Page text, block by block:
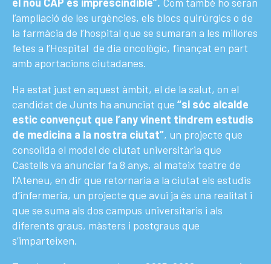
l’ampliació de les urgències, els blocs quirúrgics o de
la farmàcia de l’hospital que se sumaran a les millores
fetes a l’Hospital de dia oncològic, finançat en part
amb aportacions ciutadanes.
Ha estat just en aquest àmbit, el de la salut, on el
candidat de Junts ha anunciat que “si sóc alcalde
estic convençut que l’any vinent tindrem estudis
de medicina a la nostra ciutat”, un projecte que
consolida el model de ciutat universitària que
Castells va anunciar fa 8 anys, al mateix teatre de
l’Ateneu, en dir que retornaria a la ciutat els estudis
d’infermeria, un projecte que avui ja és una realitat i
que se suma als dos campus universitaris i als
diferents graus, màsters i postgraus que
s’imparteixen.